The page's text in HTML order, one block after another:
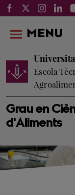
Grau en
d'Aliments
Escola
MENU